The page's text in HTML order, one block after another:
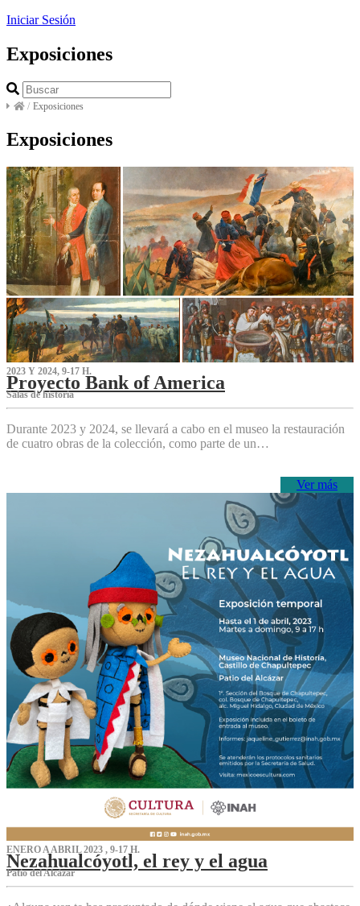
Iniciar Sesión
Exposiciones
/ Exposiciones
Exposiciones
2023 Y 2024, 9-17 H.
Proyecto Bank of America
S‌alas de historia
Durante 2023 y 2024, se llevará a cabo en el museo la restauración
de cuatro obras de la colección, como parte de un…
Ver más
ENERO A ABRIL 2023 , 9-17 H.
Nezahualcóyotl, el rey y el agua
Patio del Alcázar